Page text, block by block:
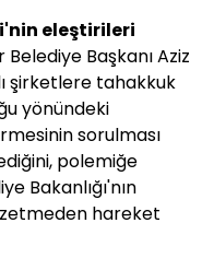
eleştirileri
Başkanı Aziz
şirketlere tahakkuk
yönündeki
sorulması
polemiğe
Bakanlığı'nın
hareket